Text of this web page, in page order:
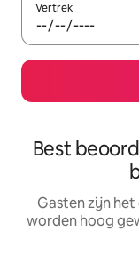
Vertrek
Best
Gasten zijn
worden hoog